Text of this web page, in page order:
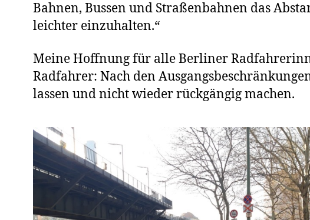
Bahnen, Bussen und Straßenbahnen das
leichter einzuhalten.“
Meine Hoffnung für alle Berliner
Radfahrer: Nach den
lassen und nicht wieder rückgängig machen.